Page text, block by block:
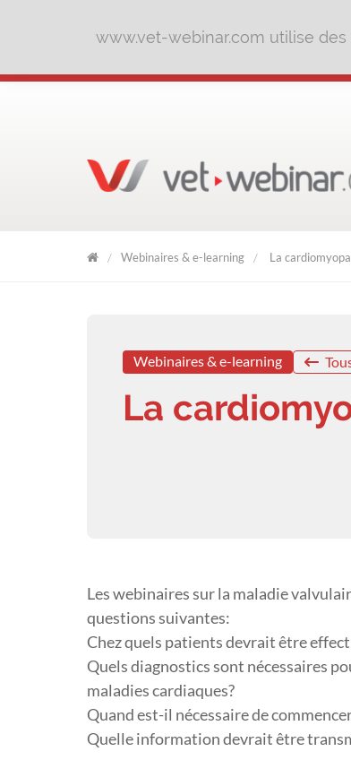
www.vet-webinar.com utilise
Webinaires & e-learning La
Webinaires & e-learning
La
Les webinaires sur la maladie
questions suivantes:
Chez quels patients devrait être
Quels diagnostics sont nécessaires
maladies cardiaques?
Quand est-il nécessaire de
Quelle information devrait être